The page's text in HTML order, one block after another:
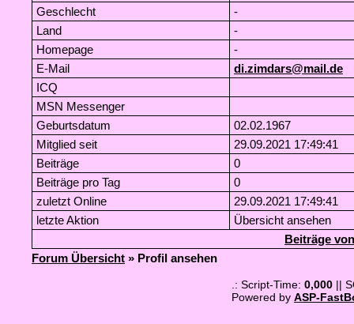
Geschlecht
-
Land
-
Homepage
-
E-Mail
di.zimdars@mail.de
ICQ
MSN Messenger
Geburtsdatum
02.02.1967
Mitglied seit
29.09.2021 17:49:41
Beiträge
0
Beiträge pro Tag
0
zuletzt Online
29.09.2021 17:49:41
letzte Aktion
Übersicht ansehen
Beiträge
Forum Übersicht » Profil ansehen
.: Script-Time: 0,000 ||
Powered by ASP-